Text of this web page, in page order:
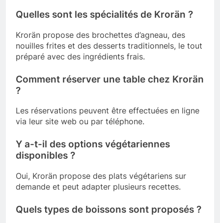
Quelles sont les spécialités de Krorän ?
Krorän propose des brochettes d’agneau, des
nouilles frites et des desserts traditionnels, le tout
préparé avec des ingrédients frais.
Comment réserver une table chez Krorän
?
Les réservations peuvent être effectuées en ligne
via leur site web ou par téléphone.
Y a-t-il des options végétariennes
disponibles ?
Oui, Krorän propose des plats végétariens sur
demande et peut adapter plusieurs recettes.
Quels types de boissons sont proposés ?